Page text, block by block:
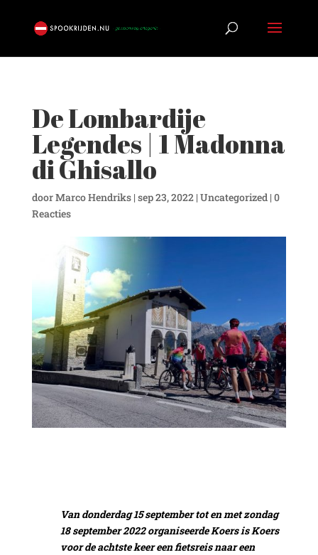
De Lombardije
Legendes | 1 Madonna
di Ghisallo
doorMarco Hendriks| sep 23, 2022| Uncategorized| 0
Reacties
Van donderdag 15 september tot en met zondag
18 september 2022 organiseerde Koers is Koers
voor de achtste keer een fietsreis naar een